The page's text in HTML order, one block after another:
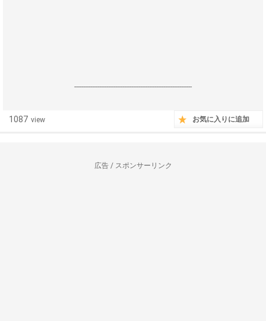
------------------------------------------------------------------
1087 view お気に入りに追加
広告 / スポンサーリンク